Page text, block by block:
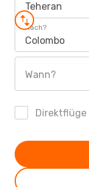
Teheran
Nach?
Colombo
Wann?
Direktflüge